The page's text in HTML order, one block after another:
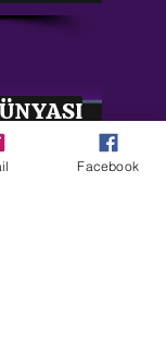
Facebook